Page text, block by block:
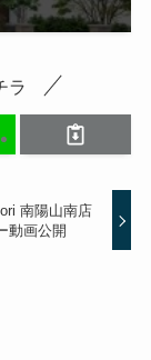
ラ
南陽山南店
動画公開